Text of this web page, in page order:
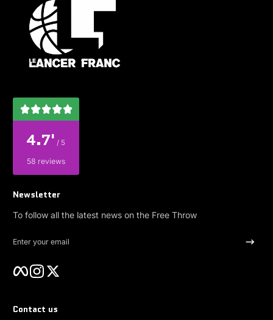
4.7' / 5
58 reviews
Newsletter
To follow all the latest news on the Free Throw
Enter your email
Facebook
Contact us